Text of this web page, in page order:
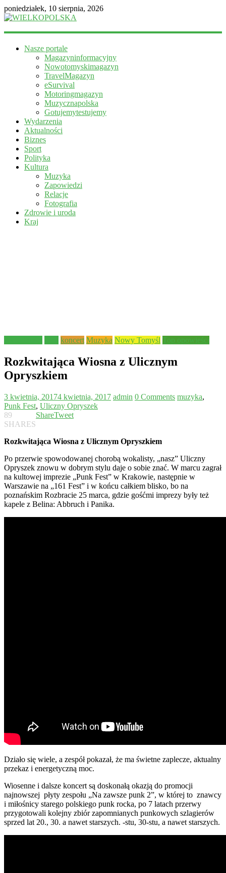
poniedziałek, 10 sierpnia, 2026
WIELKOPOLSKA
informacyjny
Nasze portale
Magazyninformacyjny
Nowotomyskimagazyn
TravelMagazyn
eSurvival
Motoringmagazyn
Muzycznapolska
Gotujemytestujemy
Wydarzenia
Aktualności
Biznes
Sport
Polityka
Kultura
Muzyka
Zapowiedzi
Relacje
Fotografia
Zdrowie i uroda
Kraj
koncert Muzyka Nowy Tomyśl
Rozkwitająca Wiosna z Ulicznym
Opryszkiem
3 kwietnia, 20174 kwietnia, 2017 admin 0 Comments muzyka,
Punk Fest, Uliczny Opryszek
89
SHARES
ShareTweet
Rozkwitająca Wiosna z Ulicznym Opryszkiem
Po przerwie spowodowanej chorobą wokalisty, „nasz” Uliczny
Opryszek znowu w dobrym stylu daje o sobie znać. W marcu zagrał
na kultowej imprezie „Punk Fest” w Krakowie, następnie w
Warszawie na „161 Fest” i w końcu całkiem blisko, bo na
poznańskim Rozbracie 25 marca, gdzie gośćmi imprezy były też
kapele z Belina: Abbruch i Panika.
Działo się wiele, a zespół pokazał, że ma świetne zaplecze, aktualny
przekaz i energetyczną moc.
Wiosenne i dalsze koncert są doskonałą okazją do promocji
najnowszej płyty zespołu „Na zawsze punk 2”, w której to znawcy
i miłośnicy starego polskiego punk rocka, po 7 latach przerwy
przygotowali kolejny zbiór zapomnianych punkowych szlagierów
sprzed lat 20., 30. a nawet starszych. -stu, 30-stu, a nawet starszych.